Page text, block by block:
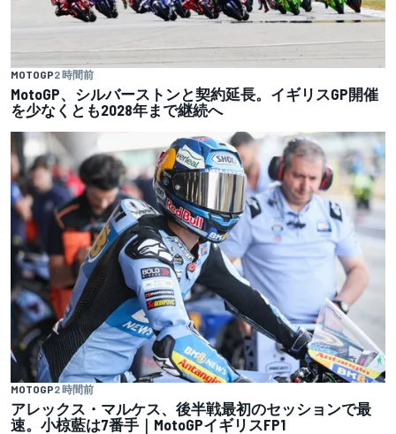
MOTOGP2 時間前
MotoGP、シルバーストンと契約延長。イギリスGP開催
を少なくとも2028年まで継続へ
MOTOGP2 時間前
アレックス・マルケス、後半戦最初のセッションで最
速。小椋藍は7番手｜MotoGPイギリスFP1